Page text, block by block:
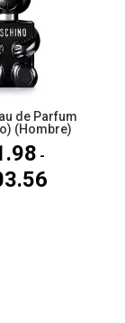
de Parfum
(Hombre)
-
Rango